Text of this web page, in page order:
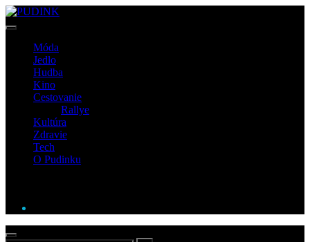
Móda
Jedlo
Hudba
Kino
Cestovanie
Rallye
Kultúra
Zdravie
Tech
O Pudinku